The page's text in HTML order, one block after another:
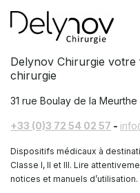
Delynov Chirurgie
chirurgie
31 rue Boulay de la Meurthe
+33 (0)3 72 54 02 57 -
Dispositifs médicaux à
Classe I, II et III. Lire
notices et manuels d’utilisation.